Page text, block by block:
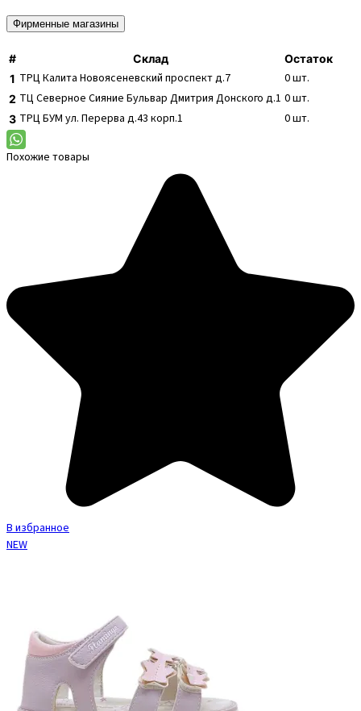
Фирменные магазины
# Склад
Остаток
1 ТРЦ Калита Новоясеневский проспект д.7 0шт.
2 ТЦ Северное Сияние Бульвар Дмитрия Донского д.1 0шт.
3 ТРЦ БУМ ул. Перерва д.43 корп.1 0шт.
Похожие товары
В избранное
NEW